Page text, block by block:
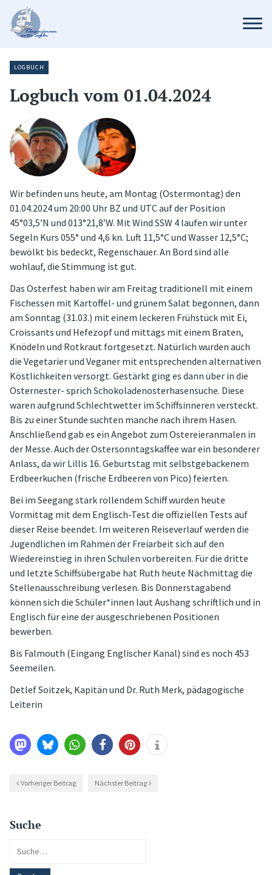
LOGBUCH
Logbuch vom 01.04.2024
Wir befinden uns heute, am Montag (Ostermontag) den
01.04.2024 um 20:00 Uhr BZ und UTC auf der Position
45°03,5’N und 013°21,8’W. Mit Wind SSW 4 laufen wir unter
Segeln Kurs 055° und 4,6 kn. Luft 11,5°C und Wasser 12,5°C;
bewölkt bis bedeckt, Regenschauer. An Bord sind alle
wohlauf, die Stimmung ist gut.
Das Osterfest haben wir am Freitag traditionell mit einem
Fischessen mit Kartoffel- und grünem Salat begonnen, dann
am Sonntag (31.03.) mit einem leckeren Frühstück mit Ei,
Croissants und Hefezopf und mittags mit einem Braten,
Knödeln und Rotkraut fortgesetzt. Natürlich wurden auch
die Vegetarier und Veganer mit entsprechenden alternativen
Köstlichkeiten versorgt. Gestärkt ging es dann über in die
Osternester- sprich Schokoladenosterhasensuche. Diese
waren aufgrund Schlechtwetter im Schiffsinneren versteckt.
Bis zu einer Stunde suchten manche nach ihrem Hasen.
Anschließend gab es ein Angebot zum Ostereieranmalen in
der Messe. Auch der Ostersonntagskaffee war ein besonderer
Anlass, da wir Lillis 16. Geburtstag mit selbstgebackenem
Erdbeerkuchen (frische Erdbeeren von Pico) feierten.
Bei im Seegang stark rollendem Schiff wurden heute
Vormittag mit dem Englisch-Test die offiziellen Tests auf
dieser Reise beendet. Im weiteren Reiseverlauf werden die
Jugendlichen im Rahmen der Freiarbeit sich auf den
Wiedereinstieg in ihren Schulen vorbereiten. Für die dritte
und letzte Schiffsübergabe hat Ruth heute Nachmittag die
Stellenausschreibung verlesen. Bis Donnerstagabend
können sich die Schüler*innen laut Aushang schriftlich und in
Englisch für eine der ausgeschriebenen Positionen
bewerben.
Bis Falmouth (Eingang Englischer Kanal) sind es noch 453
Seemeilen.
Detlef Soitzek, Kapitän und Dr. Ruth Merk, pädagogische
Leiterin
Vorheriger Beitrag Nächster Beitrag
Suche